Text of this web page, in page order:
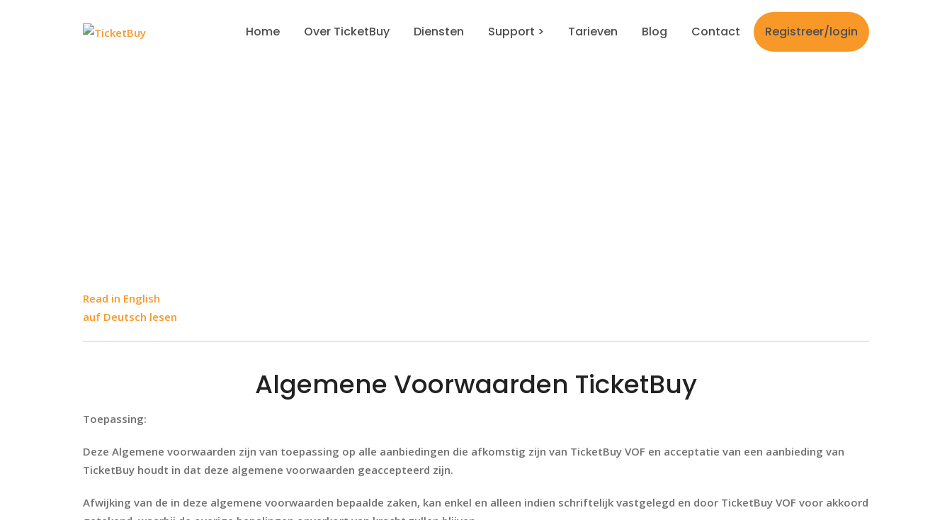
Home Over TicketBuy Diensten Support > Tarieven Blog Contact Registreer/login
Read in English
auf Deutsch lesen
Algemene Voorwaarden TicketBuy
Toepassing:
Deze Algemene voorwaarden zijn van toepassing op alle aanbiedingen die afkomstig zijn van TicketBuy VOF en acceptatie van een aanbieding van
TicketBuy houdt in dat deze algemene voorwaarden geaccepteerd zijn.
Afwijking van de in deze algemene voorwaarden bepaalde zaken, kan enkel en alleen indien schriftelijk vastgelegd en door TicketBuy VOF voor akkoord